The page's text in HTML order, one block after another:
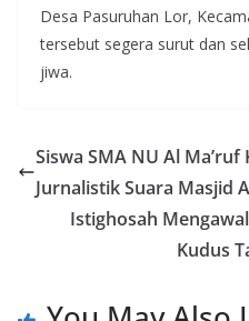
Desa Pasuruhan Lor,
tersebut segera surut dan
jiwa.
Siswa SMA NU Al
Jurnalistik Suara Masjid
Istighosah
Kudus